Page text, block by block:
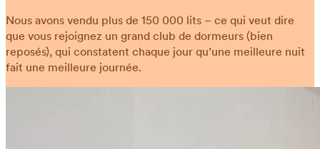
Nous avons vendu plus de 150 000 lits – ce qui veut dire
que vous rejoignez un grand club de dormeurs (bien
reposés), qui constatent chaque jour qu’une meilleure nuit
fait une meilleure journée.